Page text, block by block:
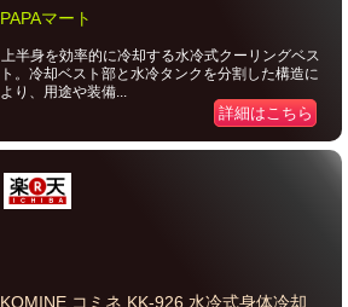
PAPAマート
上半身を効率的に冷却する水冷式クーリングベス
ト。冷却ベスト部と水冷タンクを分割した構造に
より、用途や装備...
詳細はこちら
KOMINE コミネ KK-926 水冷式身体冷却